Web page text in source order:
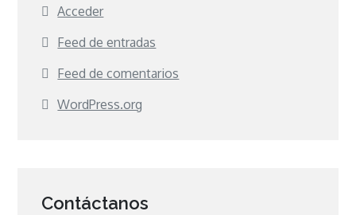
Acceder
Feed de entradas
Feed de comentarios
WordPress.org
Contáctanos